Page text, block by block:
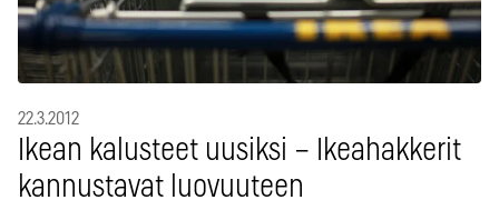
22.3.2012
Ikean kalusteet uusiksi – Ikeahakkerit
kannustavat luovuuteen